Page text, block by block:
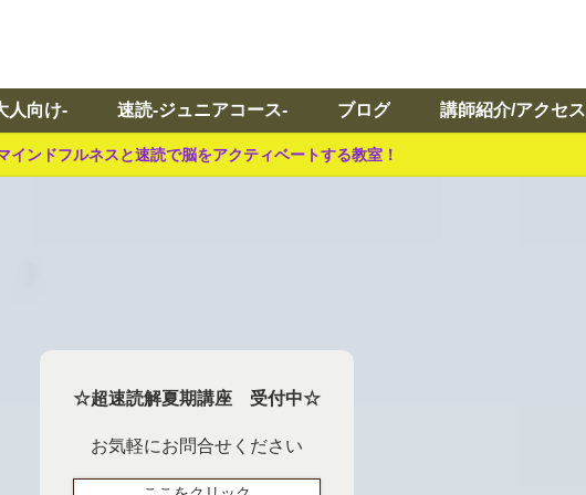
人向け- 速読-ジュニアコース- ブログ 講師紹介/アクセス
インドフルネスと速読で脳をアクティベートする教室！
☆超速読解夏期講座 受付中☆
お気軽にお問合せください